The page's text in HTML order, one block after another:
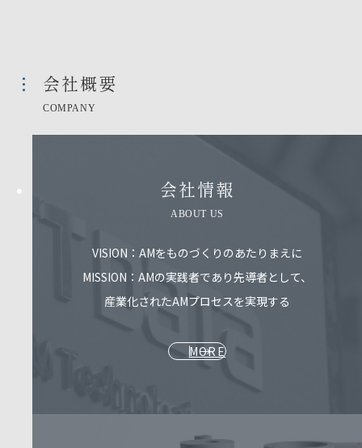
会社概要​
COMPANY
会社情報​
ABOUT US
VISION：AMをものづくりのあたりまえに
MISSION：AMの実践者であり先導者として、
産業化されたAMプロセスを実現する
MORE